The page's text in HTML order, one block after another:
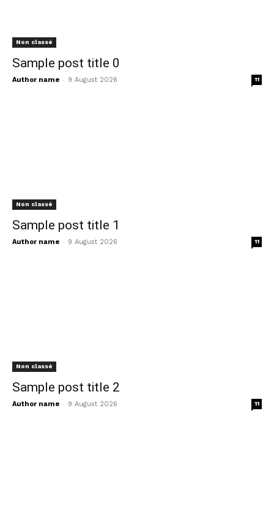
Non classé
Sample post title 0
Author name - 9 August 2026 11
Non classé
Sample post title 1
Author name - 9 August 2026 11
Non classé
Sample post title 2
Author name - 9 August 2026 11